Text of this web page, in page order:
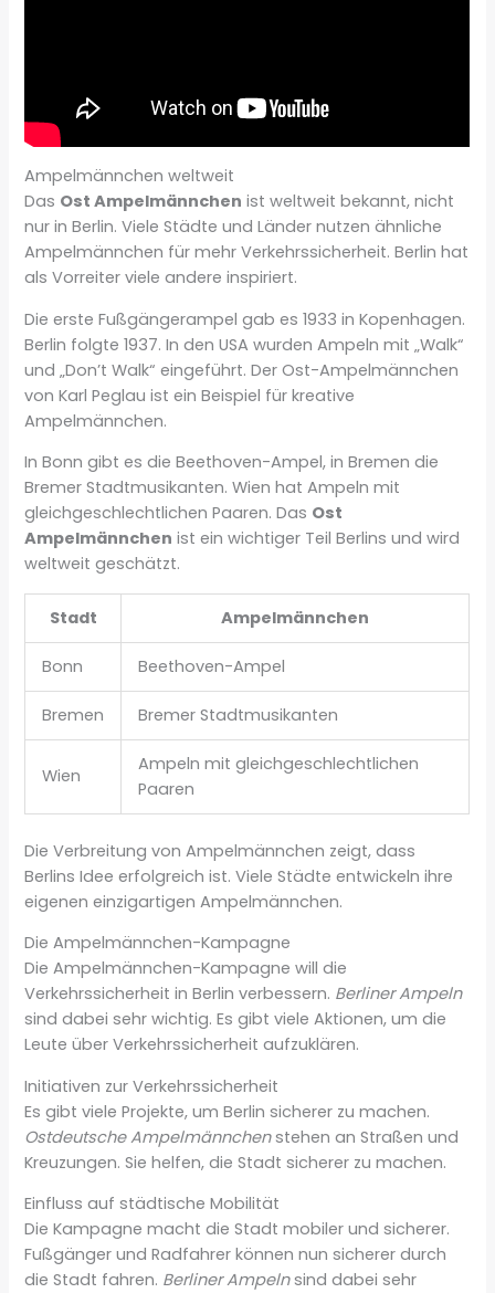
Ampelmännchen weltweit
Das Ost Ampelmännchen ist weltweit bekannt, nicht
nur in Berlin. Viele Städte und Länder nutzen ähnliche
Ampelmännchen für mehr Verkehrssicherheit. Berlin hat
als Vorreiter viele andere inspiriert.
Die erste Fußgängerampel gab es 1933 in Kopenhagen.
Berlin folgte 1937. In den USA wurden Ampeln mit „Walk“
und „Don’t Walk“ eingeführt. Der Ost-Ampelmännchen
von Karl Peglau ist ein Beispiel für kreative
Ampelmännchen.
In Bonn gibt es die Beethoven-Ampel, in Bremen die
Bremer Stadtmusikanten. Wien hat Ampeln mit
gleichgeschlechtlichen Paaren. Das Ost
Ampelmännchen ist ein wichtiger Teil Berlins und wird
weltweit geschätzt.
Stadt Ampelmännchen
Bonn Beethoven-Ampel
Bremen Bremer Stadtmusikanten
Wien
Ampeln mit gleichgeschlechtlichen
Paaren
Die Verbreitung von Ampelmännchen zeigt, dass
Berlins Idee erfolgreich ist. Viele Städte entwickeln ihre
eigenen einzigartigen Ampelmännchen.
Die Ampelmännchen-Kampagne
Die Ampelmännchen-Kampagne will die
Verkehrssicherheit in Berlin verbessern. Berliner Ampeln
sind dabei sehr wichtig. Es gibt viele Aktionen, um die
Leute über Verkehrssicherheit aufzuklären.
Initiativen zur Verkehrssicherheit
Es gibt viele Projekte, um Berlin sicherer zu machen.
Ostdeutsche Ampelmännchenstehen an Straßen und
Kreuzungen. Sie helfen, die Stadt sicherer zu machen.
Einfluss auf städtische Mobilität
Die Kampagne macht die Stadt mobiler und sicherer.
Fußgänger und Radfahrer können nun sicherer durch
die Stadt fahren. Berliner Ampelnsind dabei sehr